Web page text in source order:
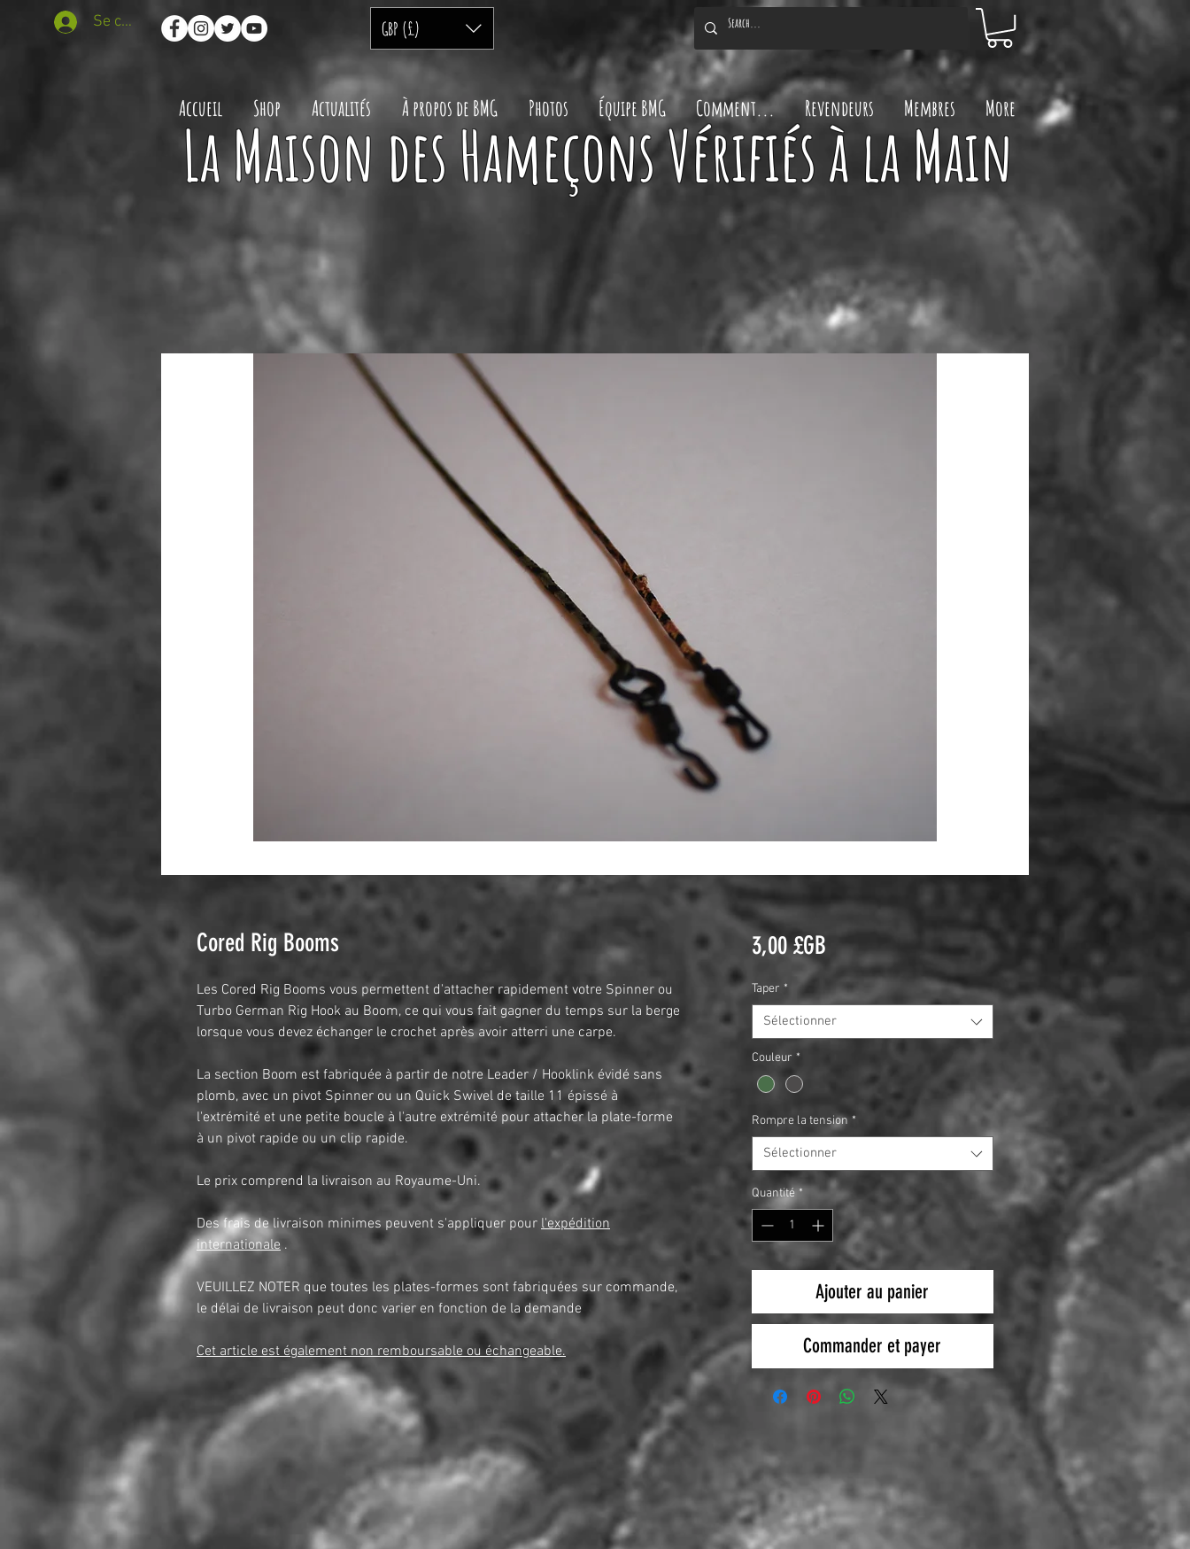
Se connecter
Accueil Shop Actualités À propos de BMG Photos Équipe BMG Comment... Revendeurs Membres More
GBP (£)
La Maison des Hameçons Vérifiés à la Main
Cored Rig Booms
Les Cored Rig Booms vous permettent d'attacher rapidement votre Spinner ou
Turbo German Rig Hook au Boom, ce qui vous fait gagner du temps sur la berge
lorsque vous devez échanger le crochet après avoir atterri une carpe.
La section Boom est fabriquée à partir de notre Leader / Hooklink évidé sans
plomb, avec un pivot Spinner ou un Quick Swivel de taille 11 épissé à
l'extrémité et une petite boucle à l'autre extrémité pour attacher la plate-forme
à un pivot rapide ou un clip rapide.
Le prix comprend la livraison au Royaume-Uni.
Des frais de livraison minimes peuvent s'appliquer pour l'expédition
internationale .
VEUILLEZ NOTER que toutes les plates-formes sont fabriquées sur commande,
le délai de livraison peut donc varier en fonction de la demande
Cet article est également non remboursable ou échangeable.
3,00 £GBPrix
Taper *
Sélectionner
Couleur *
Rompre la tension *
Sélectionner
Quantité *
Ajouter au panier
Commander et payer